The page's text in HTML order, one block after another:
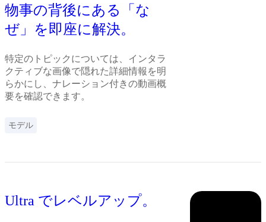
物事の背後にある「な
ぜ」を即座に解決。
特定のトピックについては、インタラ
クティブな画像で隠れた詳細情報を明
らかにし、ナレーション付きの動画概
要を確認できます。
モデル
Ultra でレベルアップ。